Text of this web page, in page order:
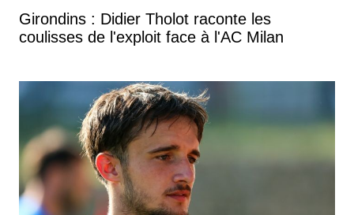
Girondins : Didier Tholot raconte les
coulisses de l'exploit face à l'AC Milan